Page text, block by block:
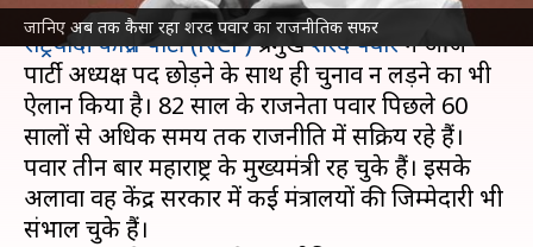
जानिए अब तक कैसा रहा शरद पवार का राजनीतिक सफर
राष्ट्रवादी कांग्रेस पार्टी (NCP)प्रमुखशरद पवारने आज
पार्टी अध्यक्ष पद छोड़ने के साथ ही चुनाव न लड़ने का भी
ऐलान किया है। 82 साल के राजनेता पवार पिछले 60
सालों से अधिक समय तक राजनीति में सक्रिय रहे हैं।
पवार तीन बार महाराष्ट्र के मुख्यमंत्री रह चुके हैं। इसके
अलावा वह केंद्र सरकार में कई मंत्रालयों की जिम्मेदारी भी
संभाल चुके हैं।